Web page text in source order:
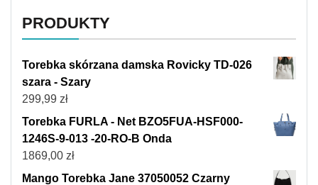
PRODUKTY
Torebka skórzana damska Rovicky TD-026
szara - Szary
299,99 zł
Torebka FURLA - Net BZO5FUA-HSF000-
1246S-9-013 -20-RO-B Onda
1869,00 zł
Mango Torebka Jane 37050052 Czarny